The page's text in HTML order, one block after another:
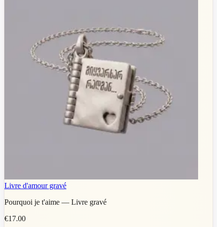
Livre d'amour gravé
Pourquoi je t'aime — Livre gravé
€17.00